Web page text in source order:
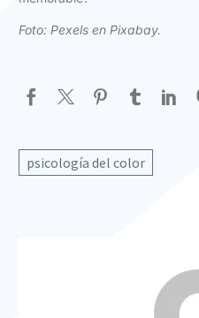
Foto: Pexels en Pixabay.
psicología del color